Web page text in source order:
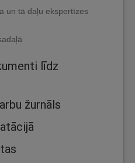
un tā daļu ekspertīzes
līdz
žurnāls